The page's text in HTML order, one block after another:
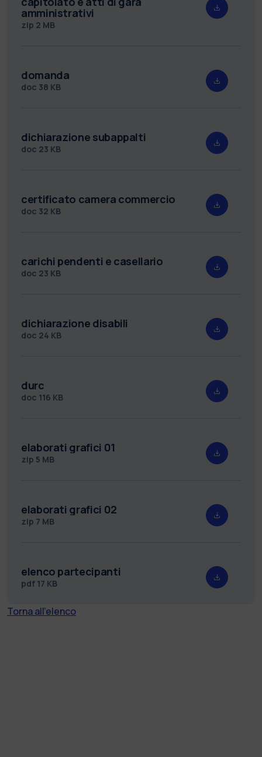
amministrativi
zip 2 MB
domanda
doc 38 KB
dichiarazione subappalti
doc 23 KB
certificato camera commercio
doc 32 KB
carichi pendenti e casellario
doc 23 KB
dichiarazione disabili
doc 24 KB
durc
doc 116 KB
elaborati grafici 01
zip 5 MB
elaborati grafici 02
zip 7 MB
elenco partecipanti
pdf 17 KB
Torna all'elenco